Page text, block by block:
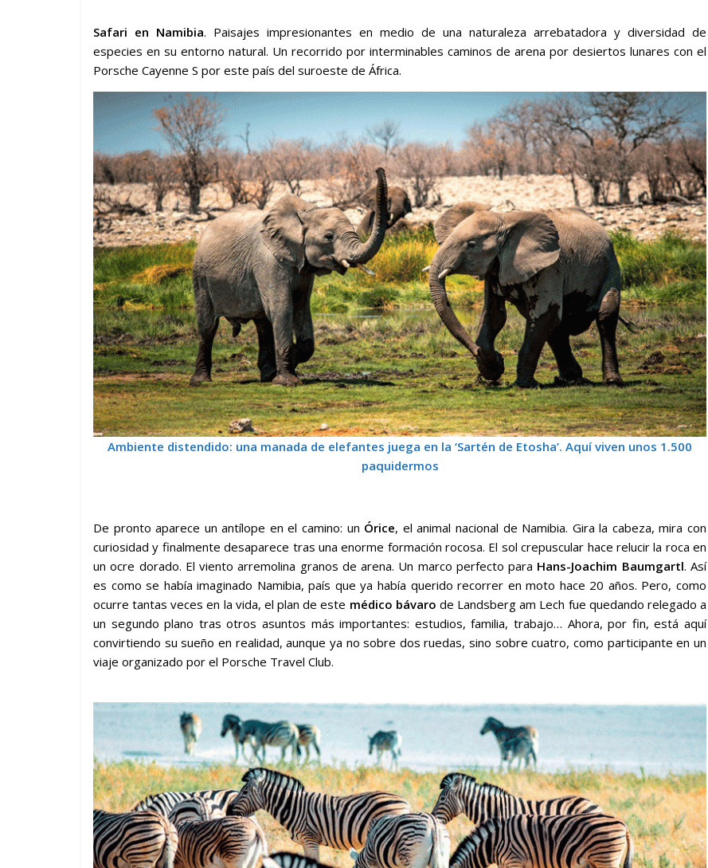
Safari en Namibia. Paisajes impresionantes en medio de una naturaleza arrebatadora y diversidad de
especies en su entorno natural. Un recorrido por interminables caminos de arena por desiertos lunares con el
Porsche Cayenne S por este país del suroeste de África.
Ambiente distendido: una manada de elefantes juega en la ‘Sartén de Etosha’. Aquí viven unos 1.500
paquidermos
De pronto aparece un antílope en el camino: un Órice, el animal nacional de Namibia. Gira la cabeza, mira con
curiosidad y finalmente desaparece tras una enorme formación rocosa. El sol crepuscular hace relucir la roca en
un ocre dorado. El viento arremolina granos de arena. Un marco perfecto para Hans-Joachim Baumgartl. Así
es como se había imaginado Namibia, país que ya había querido recorrer en moto hace 20 años. Pero, como
ocurre tantas veces en la vida, el plan de este médico bávaro de Landsberg am Lech fue quedando relegado a
un segundo plano tras otros asuntos más importantes: estudios, familia, trabajo… Ahora, por fin, está aquí
convirtiendo su sueño en realidad, aunque ya no sobre dos ruedas, sino sobre cuatro, como participante en un
viaje organizado por el Porsche Travel Club.